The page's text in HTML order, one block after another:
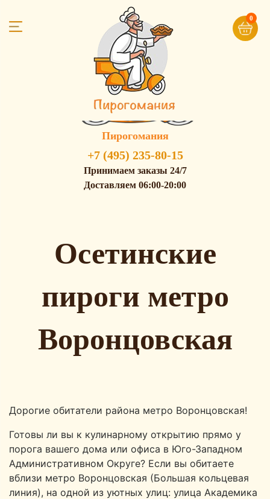
Пирогомания
+7 (495) 235-80-15
Принимаем заказы 24/7
Доставляем 06:00-20:00
Осетинские
пироги метро
Воронцовская
Дорогие обитатели района метро Воронцовская!
Готовы ли вы к кулинарному открытию прямо у
порога вашего дома или офиса в Юго-Западном
Административном Округе? Если вы обитаете
вблизи метро Воронцовская (Большая кольцевая
линия), на одной из уютных улиц: улица Академика
0